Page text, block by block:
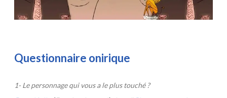
Faire un don
Questionnaire onirique
1-Le personnage qui vous a le plus touché ?